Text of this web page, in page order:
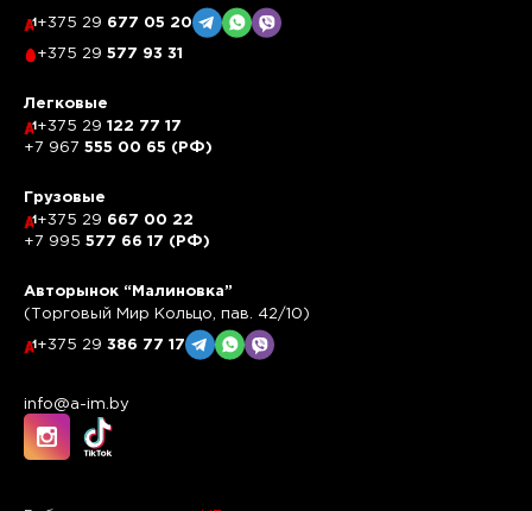
+375 29 677 05 20
+375 29 577 93 31
Легковые
+375 29 122 77 17
+7 967 555 00 65 (РФ)
Грузовые
+375 29 667 00 22
+7 995 577 66 17 (РФ)
Авторынок “Малиновка”
(Торговый Мир Кольцо, пав. 42/10)
+375 29 386 77 17
info@a-im.by